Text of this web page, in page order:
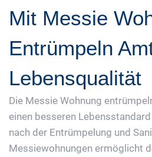
Mit Messie
Entrümpeln
Lebensqualität
Die Messie Wohnung
einen besseren
nach der Entrümpelung und
Messiewohnungen ermöglicht